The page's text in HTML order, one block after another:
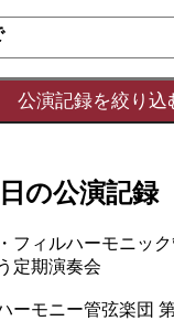
の公演記録
フィルハーモニッ
定期演奏会
ーモニー管弦楽団